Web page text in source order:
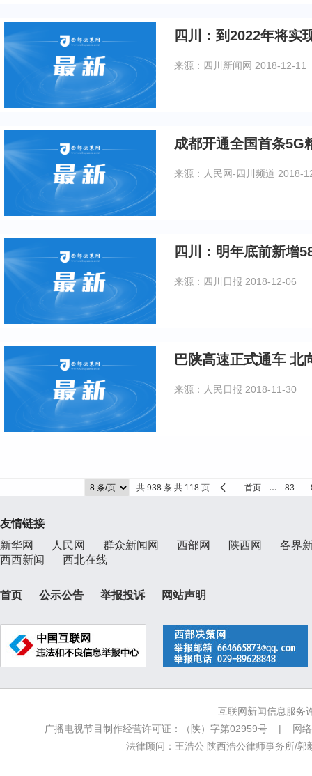
四川：到2022年将实
来源：四川新闻网 2018-12-11
成都开通全国首条5G
来源：人民网-四川频道 2018-
四川：明年底前新增
来源：四川日报 2018-12-06
巴陕高速正式通车 北
来源：人民日报 2018-11-30
共 938 条 共 118 页 首页 … 83
友情链接
新华网
人民网 群众新闻网 西部网 陕西网
各界
西西新闻
西北在线
首页 公示公告 举报投诉 网站声明
互联网新闻信息服
广播电视节目制作经营许可证：（陕）字第02959号 |
法律顾问：王浩公 陕西浩公律师事务